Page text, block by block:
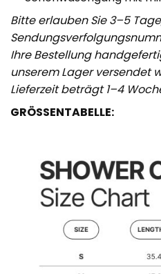
Bitte erlauben Sie 3–5
Ihre Bestellung
unserem Lager versendet
Lieferzeit beträgt 1–4
GRÖSSENTABELLE: